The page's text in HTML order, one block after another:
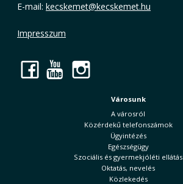
E-mail: kecskemet@kecskemet.hu
Impresszum
Facebook
YouTube
Városunk
A városról
Közérdekű telefonszámok
Ügyintézés
Egészségügy
Szociális és gyermekjóléti ellátás
Oktatás, nevelés
Közlekedés